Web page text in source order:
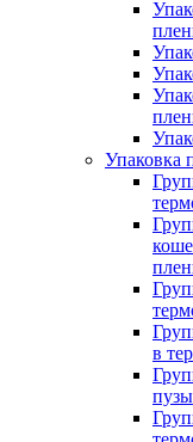
Упаковка
в